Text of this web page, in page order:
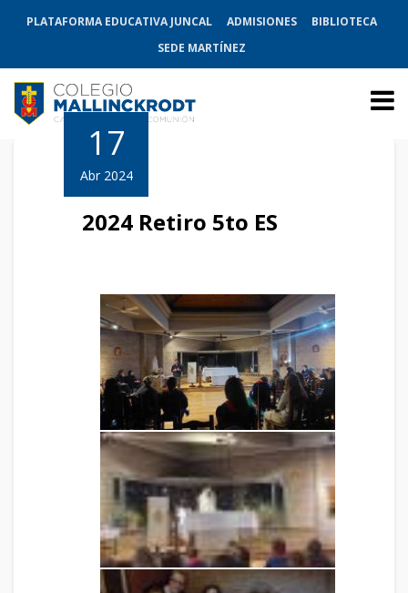
PLATAFORMA EDUCATIVA JUNCAL ADMISIONES
BIBLIOTECA
SEDE MARTÍNEZ
17
Abr 2024
2024 Retiro 5to ES